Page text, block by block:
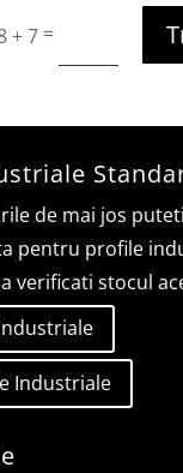
+ 7 =
de mai jos
pentru profile
verificati stocul
Industriale